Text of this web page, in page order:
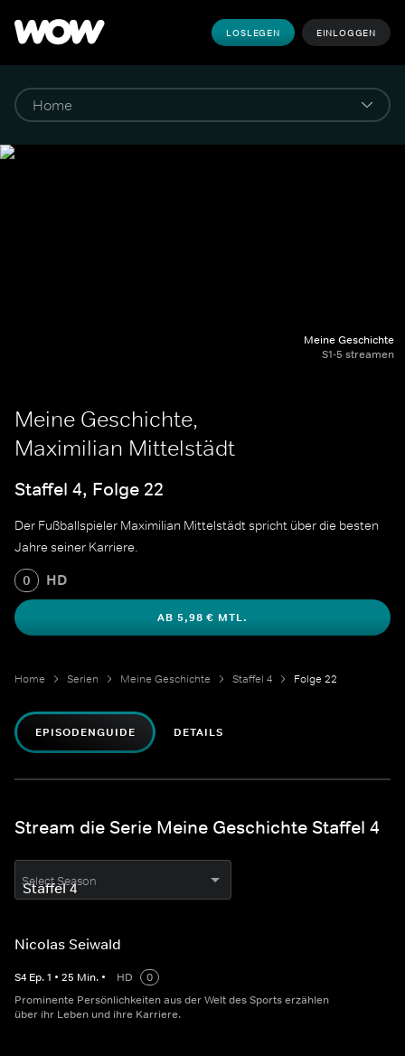
LOSLEGEN EINLOGGEN
Meine Geschichte
S1-5 streamen
Meine Geschichte,
Maximilian Mittelstädt
Staffel 4, Folge 22
Der Fußballspieler Maximilian Mittelstädt spricht über die besten
Jahre seiner Karriere.
0 HD
AB 5,98 € MTL.
Home Serien Meine Geschichte Staffel 4 Folge 22
EPISODENGUIDE DETAILS
Stream die Serie Meine Geschichte Staffel 4
Select Season
Nicolas Seiwald
S4 Ep.1 • 25 Min. • HD
0
Prominente Persönlichkeiten aus der Welt des Sports erzählen
über ihr Leben und ihre Karriere.